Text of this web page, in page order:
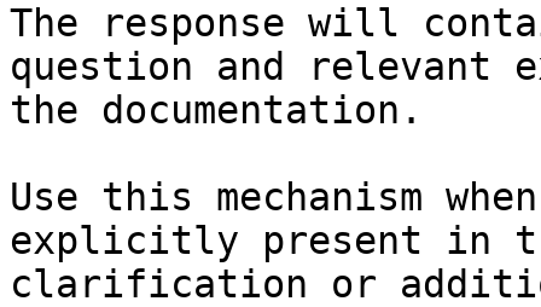
The response will
question and relevant
the documentation.
Use this mechanism
explicitly present in
clarification or